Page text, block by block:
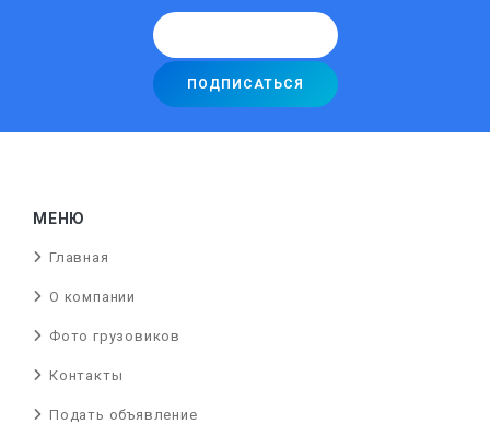
МЕНЮ
Главная
О компании
Фото грузовиков
Контакты
Подать объявление